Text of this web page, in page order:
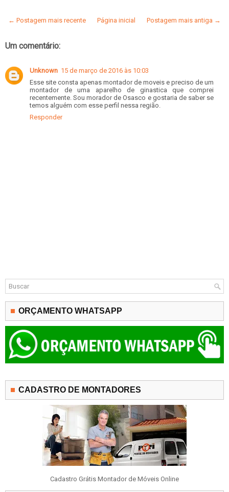
← Postagem mais recente Postagem mais antiga →
Página inicial
Um comentário:
Unknown 15 de março de 2016 às 10:03
Esse site consta apenas montador de moveis e preciso de um
montador de uma aparelho de ginastica que comprei
recentemente. Sou morador de Osasco e gostaria de saber se
temos alguém com esse perfil nessa região.
Responder
ORÇAMENTO WHATSAPP
CADASTRO DE MONTADORES
Cadastro Grátis Montador de Móveis Online